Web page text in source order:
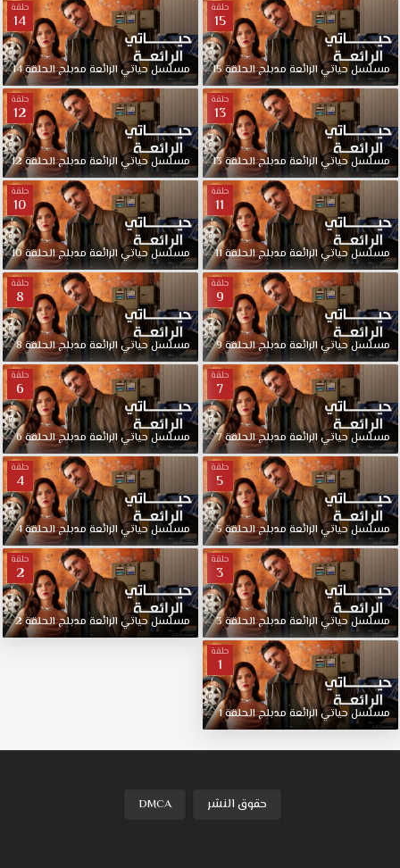
حلقة
15
مسلسلحياتي الرائعة مدبلجالحلقة15
حلقة
14
مسلسلحياتي الرائعة مدبلجالحلقة14
حلقة
13
مسلسلحياتي الرائعة مدبلجالحلقة13
حلقة
12
مسلسلحياتي الرائعة مدبلجالحلقة12
حلقة
11
مسلسلحياتي الرائعة مدبلجالحلقة11
حلقة
10
مسلسلحياتي الرائعة مدبلجالحلقة10
حلقة
9
مسلسلحياتي الرائعة مدبلجالحلقة9
حلقة
8
مسلسلحياتي الرائعة مدبلجالحلقة8
حلقة
7
مسلسلحياتي الرائعة مدبلجالحلقة7
حلقة
6
مسلسلحياتي الرائعة مدبلجالحلقة6
حلقة
5
مسلسلحياتي الرائعة مدبلجالحلقة5
حلقة
4
مسلسلحياتي الرائعة مدبلجالحلقة4
حلقة
3
مسلسلحياتي الرائعة مدبلجالحلقة3
حلقة
2
مسلسلحياتي الرائعة مدبلجالحلقة2
حلقة
1
مسلسلحياتي الرائعة مدبلجالحلقة1
حقوق النشر DMCA